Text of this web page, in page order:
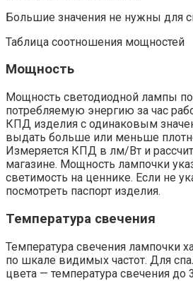
Большие значения не нужны для
Таблица соотношения мощностей
Мощность
Мощность светодиодной лампы
потребляемую энергию за час
КПД изделия с одинаковым
выдать больше или меньше
Измеряется КПД в лм/Вт и
магазине. Мощность лампочки
светимость на ценнике. Если не
посмотреть паспорт изделия.
Температура свечения
Температура свечения лампочки
по шкале видимых частот. Для
цвета — температура свечения до